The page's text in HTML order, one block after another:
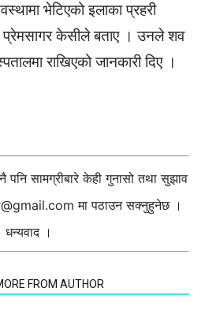
भेटिएको इलाका प्रहरी
प्रेमसागर केसीले बताए । उनले शव
राखिएको जानकारी दिए ।
सामग्रीबारे केही गुनासो तथा सुझाव
मा पठाउन सक्नुहुनेछ ।
धन्यवाद ।
FROM AUTHOR